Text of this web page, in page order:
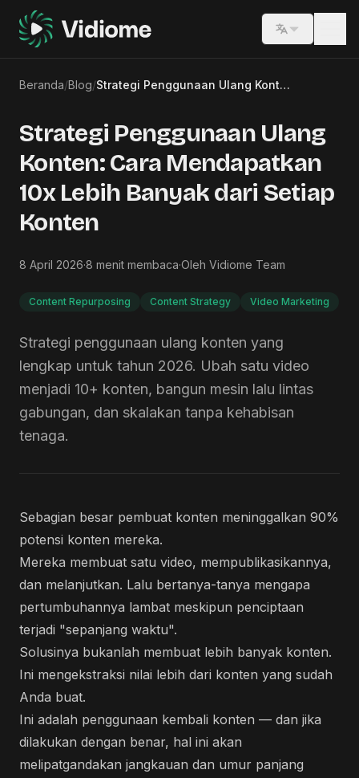
Switch
Beranda/Blog/ Strategi Penggunaan Ulang Konten: Cara Mendapatkan 10x Lebih Banyak dari Setiap Konten
Strategi Penggunaan Ulang
Konten: Cara Mendapatkan
10x Lebih Banyak dari Setiap
Konten
8 April 2026·8 menit membaca·Oleh Vidiome Team
Content Repurposing Content Strategy Video Marketing
Strategi penggunaan ulang konten yang
lengkap untuk tahun 2026. Ubah satu video
menjadi 10+ konten, bangun mesin lalu lintas
gabungan, dan skalakan tanpa kehabisan
tenaga.
Sebagian besar pembuat konten meninggalkan 90%
potensi konten mereka.
Mereka membuat satu video, mempublikasikannya,
dan melanjutkan. Lalu bertanya-tanya mengapa
pertumbuhannya lambat meskipun penciptaan
terjadi "sepanjang waktu".
Solusinya bukanlah membuat lebih banyak konten.
Ini mengekstraksi nilai lebih dari konten yang sudah
Anda buat.
Ini adalah penggunaan kembali konten — dan jika
dilakukan dengan benar, hal ini akan
melipatgandakan jangkauan dan umur panjang